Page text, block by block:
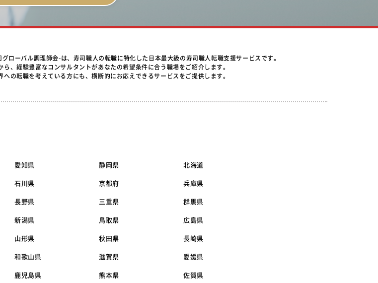
ローバル調理師会-は、寿司職人の転職に特化した日本最大級の寿司職人転職支援サービスです。
ら、経験豊富なコンサルタントがあなたの希望条件に合う職場をご紹介します。
への転職を考えている方にも、横断的にお応えできるサービスをご提供します。
愛知県 静岡県 北海道
石川県 京都府 兵庫県
長野県 三重県 群馬県
新潟県 鳥取県 広島県
山形県 秋田県 長崎県
和歌山県 滋賀県 愛媛県
鹿児島県 熊本県 佐賀県